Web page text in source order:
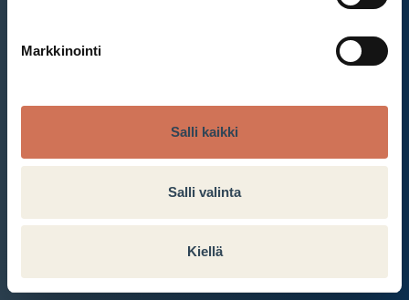
Markkinointi
Salli kaikki
Salli valinta
Kiellä